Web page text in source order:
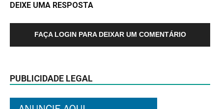
DEIXE UMA RESPOSTA
FAÇA LOGIN PARA DEIXAR UM COMENTÁRIO
PUBLICIDADE LEGAL